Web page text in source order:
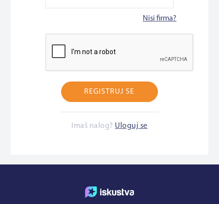
Nisi firma?
REGISTRUJ SE
Imaš nalog? Uloguj se